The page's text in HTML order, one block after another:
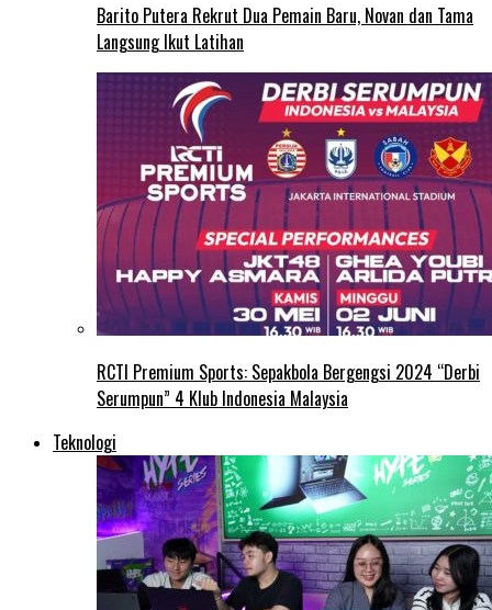
Barito Putera Rekrut Dua Pemain Baru, Novan dan Tama
Langsung Ikut Latihan
RCTI Premium Sports: Sepakbola Bergengsi 2024 “Derbi
Serumpun” 4 Klub Indonesia Malaysia
Teknologi